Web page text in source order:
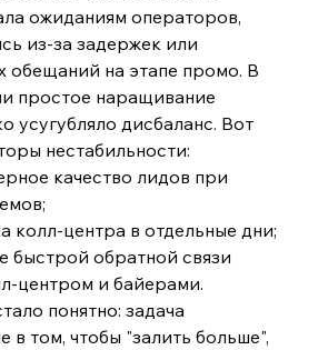
ожиданиям операторов,
из-за задержек или
обещаний на этапе промо. В
простое наращивание
усугубляло дисбаланс. Вот
нестабильности:
качество лидов при
колл-центра в отдельные дни;
быстрой обратной связи
центром и байерами.
понятно: задача
в том, чтобы "залить больше",